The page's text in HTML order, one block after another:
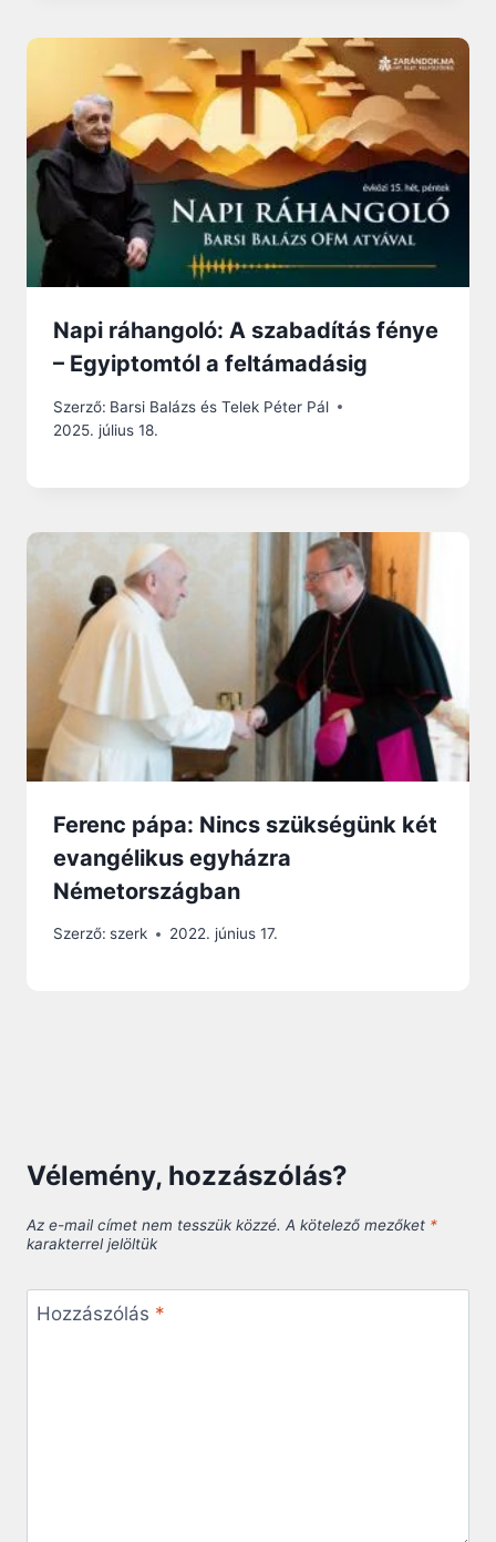
Napi ráhangoló: A szabadítás fénye
– Egyiptomtól a feltámadásig
Szerző: Barsi Balázs és Telek Péter Pál
2025. július 18.
Ferenc pápa: Nincs szükségünk két
evangélikus egyházra
Németországban
Szerző: szerk 2022. június 17.
Vélemény, hozzászólás?
Az e-mail címet nem tesszük közzé. A kötelező mezőket *
karakterrel jelöltük
Hozzászólás *